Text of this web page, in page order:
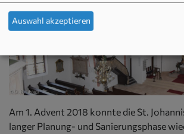
Am 1. Advent 2018 konnte die St.
langer Planung- und Sanierungsphase
Auswahl akzeptieren